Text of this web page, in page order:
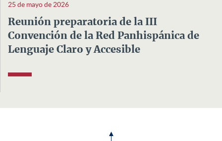
25 de mayo de 2026
Reunión preparatoria de la III
Convención de la Red Panhispánica de
Lenguaje Claro y Accesible